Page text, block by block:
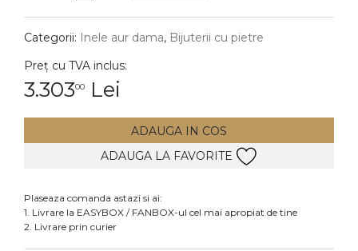
DIAMANTE Vezi toate
Cercei
Accesorii
Categorii: Inele aur dama, Bijuterii cu pietre
Preț cu TVA inclus:
3.30300 Lei
ADAUGA IN COS
ADAUGA LA FAVORITE
Plaseaza comanda astazi si ai:
1. Livrare la EASYBOX / FANBOX-ul cel mai apropiat de tine
2. Livrare prin curier